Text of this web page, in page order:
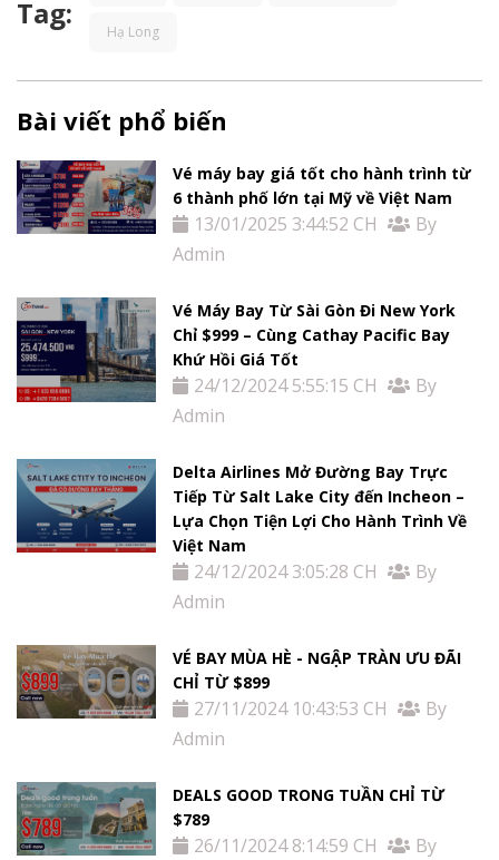
Khuyến
mãi
tức
Hệ
Tag:
Hạ Long
Bài viết phổ biến
Vé máy bay giá tốt cho hành trình từ
6 thành phố lớn tại Mỹ về Việt Nam
13/01/2025 3:44:52 CH
By
Admin
Vé Máy Bay Từ Sài Gòn Đi New York
Chỉ $999 – Cùng Cathay Pacific Bay
Khứ Hồi Giá Tốt
24/12/2024 5:55:15 CH
By
Admin
Delta Airlines Mở Đường Bay Trực
Tiếp Từ Salt Lake City đến Incheon –
Lựa Chọn Tiện Lợi Cho Hành Trình Về
Việt Nam
24/12/2024 3:05:28 CH
By
Admin
VÉ BAY MÙA HÈ - NGẬP TRÀN ƯU ĐÃI
CHỈ TỪ $899
27/11/2024 10:43:53 CH
By
Admin
DEALS GOOD TRONG TUẦN CHỈ TỪ
$789
26/11/2024 8:14:59 CH
By